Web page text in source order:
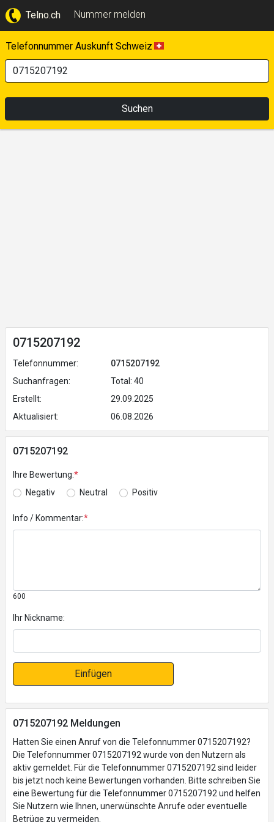
Telno.ch Nummer melden
Telefonnummer Auskunft Schweiz
Suchen
0715207192
Telefonnummer:
0715207192
Suchanfragen:
Total: 40
Erstellt:
29.09.2025
Aktualisiert:
06.08.2026
0715207192
Ihre Bewertung:*
Negativ
Neutral Positiv
Info / Kommentar:*
600
Ihr Nickname:
Einfügen
0715207192 Meldungen
Hatten Sie einen Anruf von die Telefonnummer 0715207192?
Die Telefonnummer 0715207192 wurde von den Nutzern als
aktiv gemeldet. Für die Telefonnummer 0715207192 sind leider
bis jetzt noch keine Bewertungen vorhanden. Bitte schreiben Sie
eine Bewertung für die Telefonnummer 0715207192 und helfen
Sie Nutzern wie Ihnen, unerwünschte Anrufe oder eventuelle
Betrüge zu vermeiden.